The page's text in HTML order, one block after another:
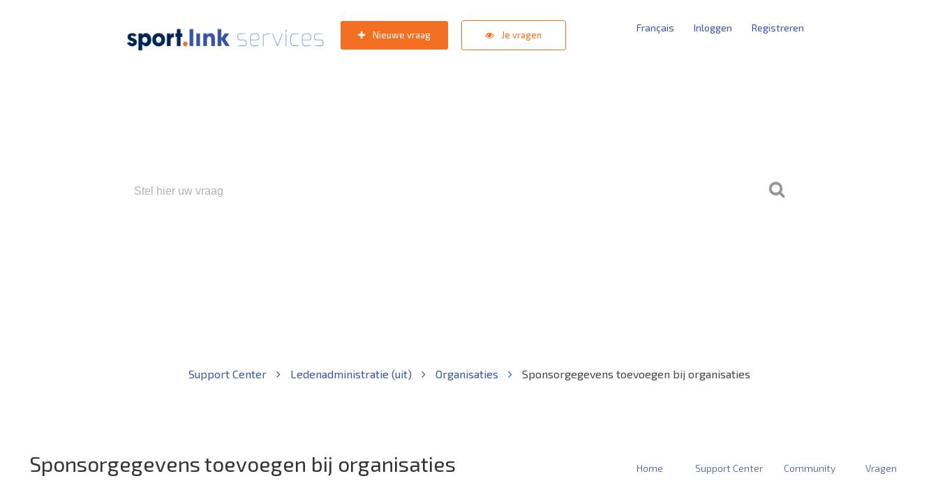
Nieuwe vraag Je vragen
Français Inloggen Registreren
Support Center Ledenadministratie (uit) Organisaties Sponsorgegevens toevoegen bij organisaties
Sponsorgegevens toevoegen bij organisaties Home Support Center Community Vragen